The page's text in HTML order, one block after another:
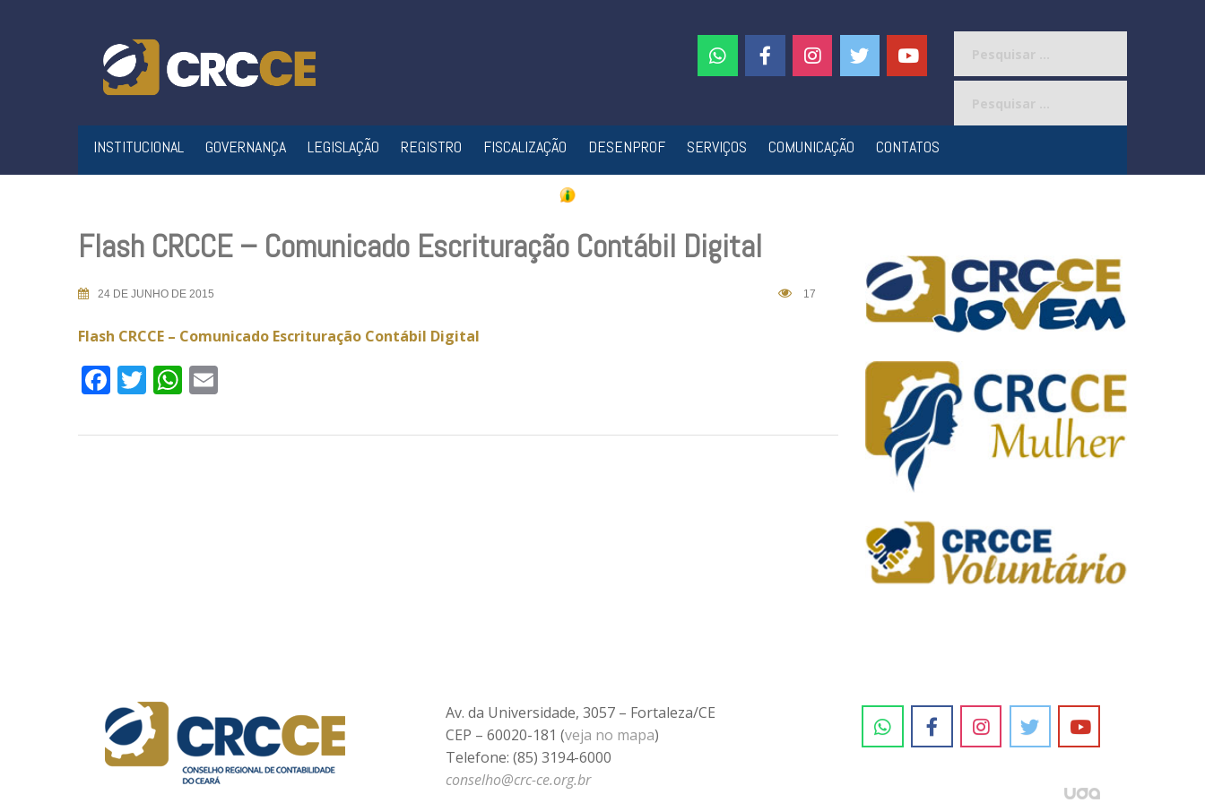
INSTITUCIONAL GOVERNANÇA LEGISLAÇÃO REGISTRO FISCALIZAÇÃO DESENPROF SERVIÇOS COMUNICAÇÃO CONTATOS
Flash CRCCE – Comunicado Escrituração Contábil Digital
24 DE JUNHO DE 2015 17
Flash CRCCE – Comunicado Escrituração Contábil Digital
Facebook
TwitterWhatsApp
Av. da Universidade, 3057 – Fortaleza/CE
CEP – 60020-181 (veja no mapa)
Telefone: (85) 3194-6000
conselho@crc-ce.org.br